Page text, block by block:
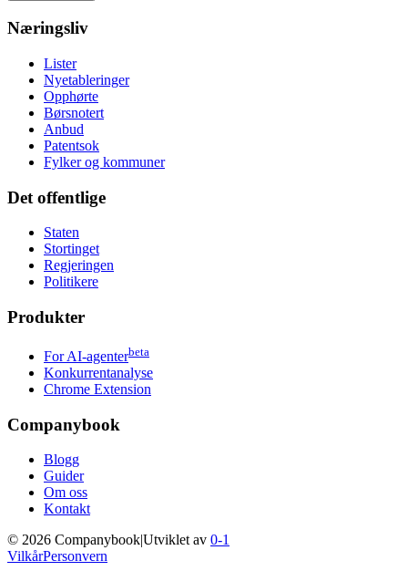
Næringsliv
Lister
Nyetableringer
Opphørte
Børsnotert
Anbud
Patentsok
Fylker og kommuner
Det offentlige
Staten
Stortinget
Regjeringen
Politikere
Produkter
For AI-agenterbeta
Konkurrentanalyse
Chrome Extension
Companybook
Blogg
Guider
Om oss
Kontakt
© 2026 CompanybookUtviklet av 0-1
VilkårPersonvern